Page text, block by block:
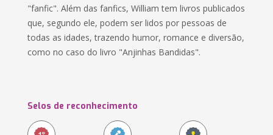
"fanfic". Além das fanfics, William tem livros publicados
que, segundo ele, podem ser lidos por pessoas de
todas as idades, trazendo humor, romance e diversão,
como no caso do livro "Anjinhas Bandidas".
Selos de reconhecimento